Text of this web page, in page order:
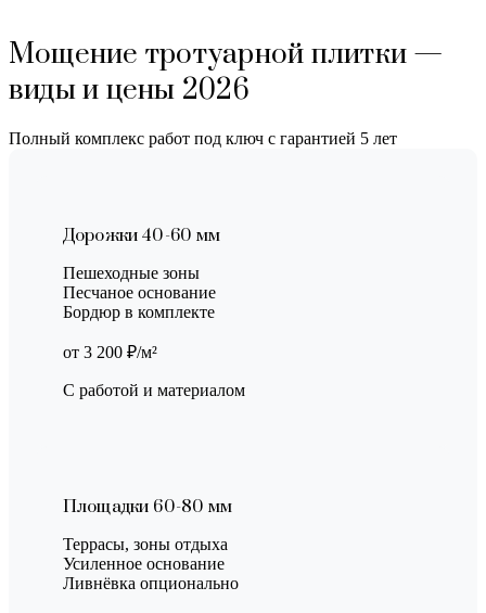
Мощение тротуарной плитки —
виды и цены 2026
Полный комплекс работ под ключ с гарантией 5 лет
Дорожки 40-60 мм
Пешеходные зоны
Песчаное основание
Бордюр в комплекте
от 3 200 ₽/м²
С работой и материалом
Площадки 60-80 мм
Террасы, зоны отдыха
Усиленное основание
Ливнёвка опционально